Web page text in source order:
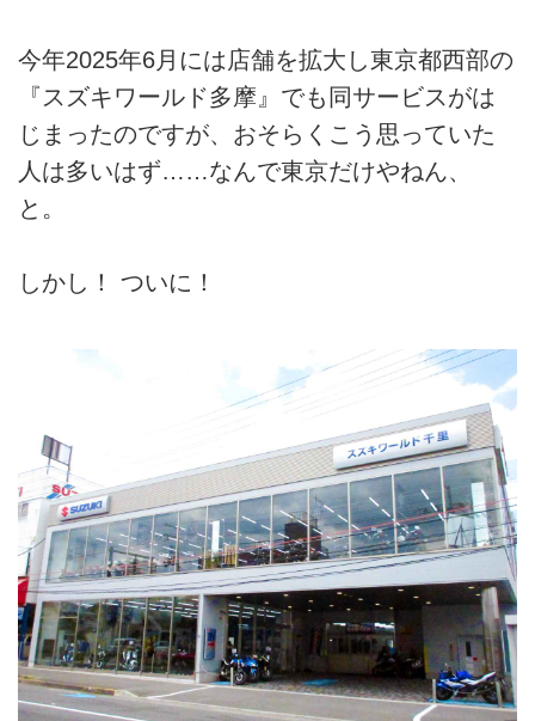
今年2025年6月には店舗を拡大し東京都西部の
『スズキワールド多摩』でも同サービスがは
じまったのですが、おそらくこう思っていた
人は多いはず……なんで東京だけやねん、
と。
しかし！ ついに！